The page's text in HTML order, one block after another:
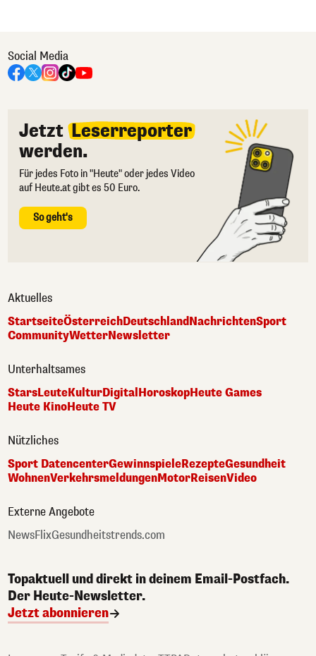
Social Media
Jetzt Leserreporter
werden.
Für jedes Foto in "Heute" oder jedes Video
auf Heute.at gibt es 50 Euro.
So geht's
Aktuelles
StartseiteÖsterreichDeutschlandNachrichtenSport
CommunityWetterNewsletter
Unterhaltsames
StarsLeuteKulturDigital HoroskopHeute Games
Heute KinoHeute TV
Nützliches
Sport DatencenterGewinnspieleRezepteGesundheit
WohnenVerkehrsmeldungenMotorReisenVideo
Externe Angebote
NewsFlixGesundheitstrends.com
Topaktuell und direkt in deinem Email-Postfach.
Der Heute-Newsletter.
Jetzt abonnieren